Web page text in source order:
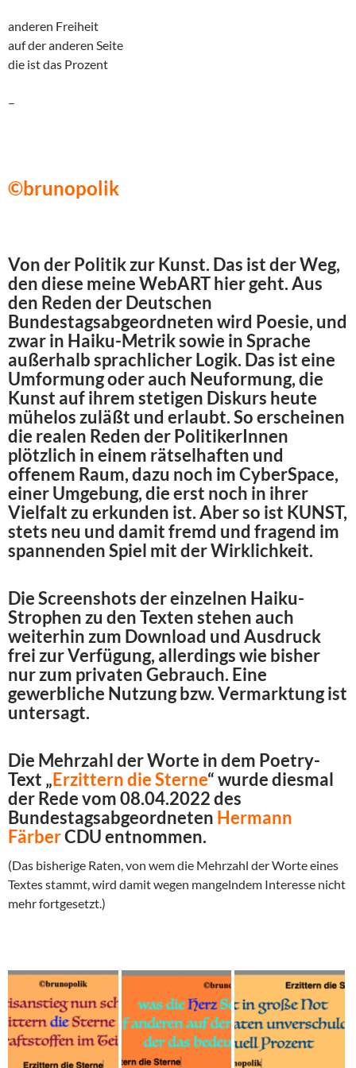
anderen Freiheit
auf der anderen Seite
die ist das Prozent
–
©brunopolik
Von der Politik zur Kunst. Das ist der Weg,
den diese meine WebART hier geht. Aus
den Reden der Deutschen
Bundestagsabgeordneten wird Poesie, und
zwar in Haiku-Metrik sowie in Sprache
außerhalb sprachlicher Logik. Das ist eine
Umformung oder auch Neuformung, die
Kunst auf ihrem stetigen Diskurs heute
mühelos zuläßt und erlaubt. So erscheinen
die realen Reden der PolitikerInnen
plötzlich in einem rätselhaften und
offenem Raum, dazu noch im CyberSpace,
einer Umgebung, die erst noch in ihrer
Vielfalt zu erkunden ist. Aber so ist KUNST,
stets neu und damit fremd und fragend im
spannenden Spiel mit der Wirklichkeit.
Die Screenshots der einzelnen Haiku-
Strophen zu den Texten stehen auch
weiterhin zum Download und Ausdruck
frei zur Verfügung, allerdings wie bisher
nur zum privaten Gebrauch. Eine
gewerbliche Nutzung bzw. Vermarktung ist
untersagt.
Die Mehrzahl der Worte in dem Poetry-
Text „Erzittern die Sterne“ wurde diesmal
der Rede vom 08.04.2022 des
Bundestagsabgeordneten Hermann
FärberCDU entnommen.
(Das bisherige Raten, von wem die Mehrzahl der Worte eines
Textes stammt, wird damit wegen mangelndem Interesse nicht
mehr fortgesetzt.)